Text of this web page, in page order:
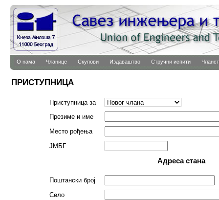
О нама Чланице Скупови Издаваштво Стручни испити
ПРИСТУПНИЦА
Приступница за
Презиме и име
Место рођења
ЈМБГ
Адреса стана
Поштански број
Село